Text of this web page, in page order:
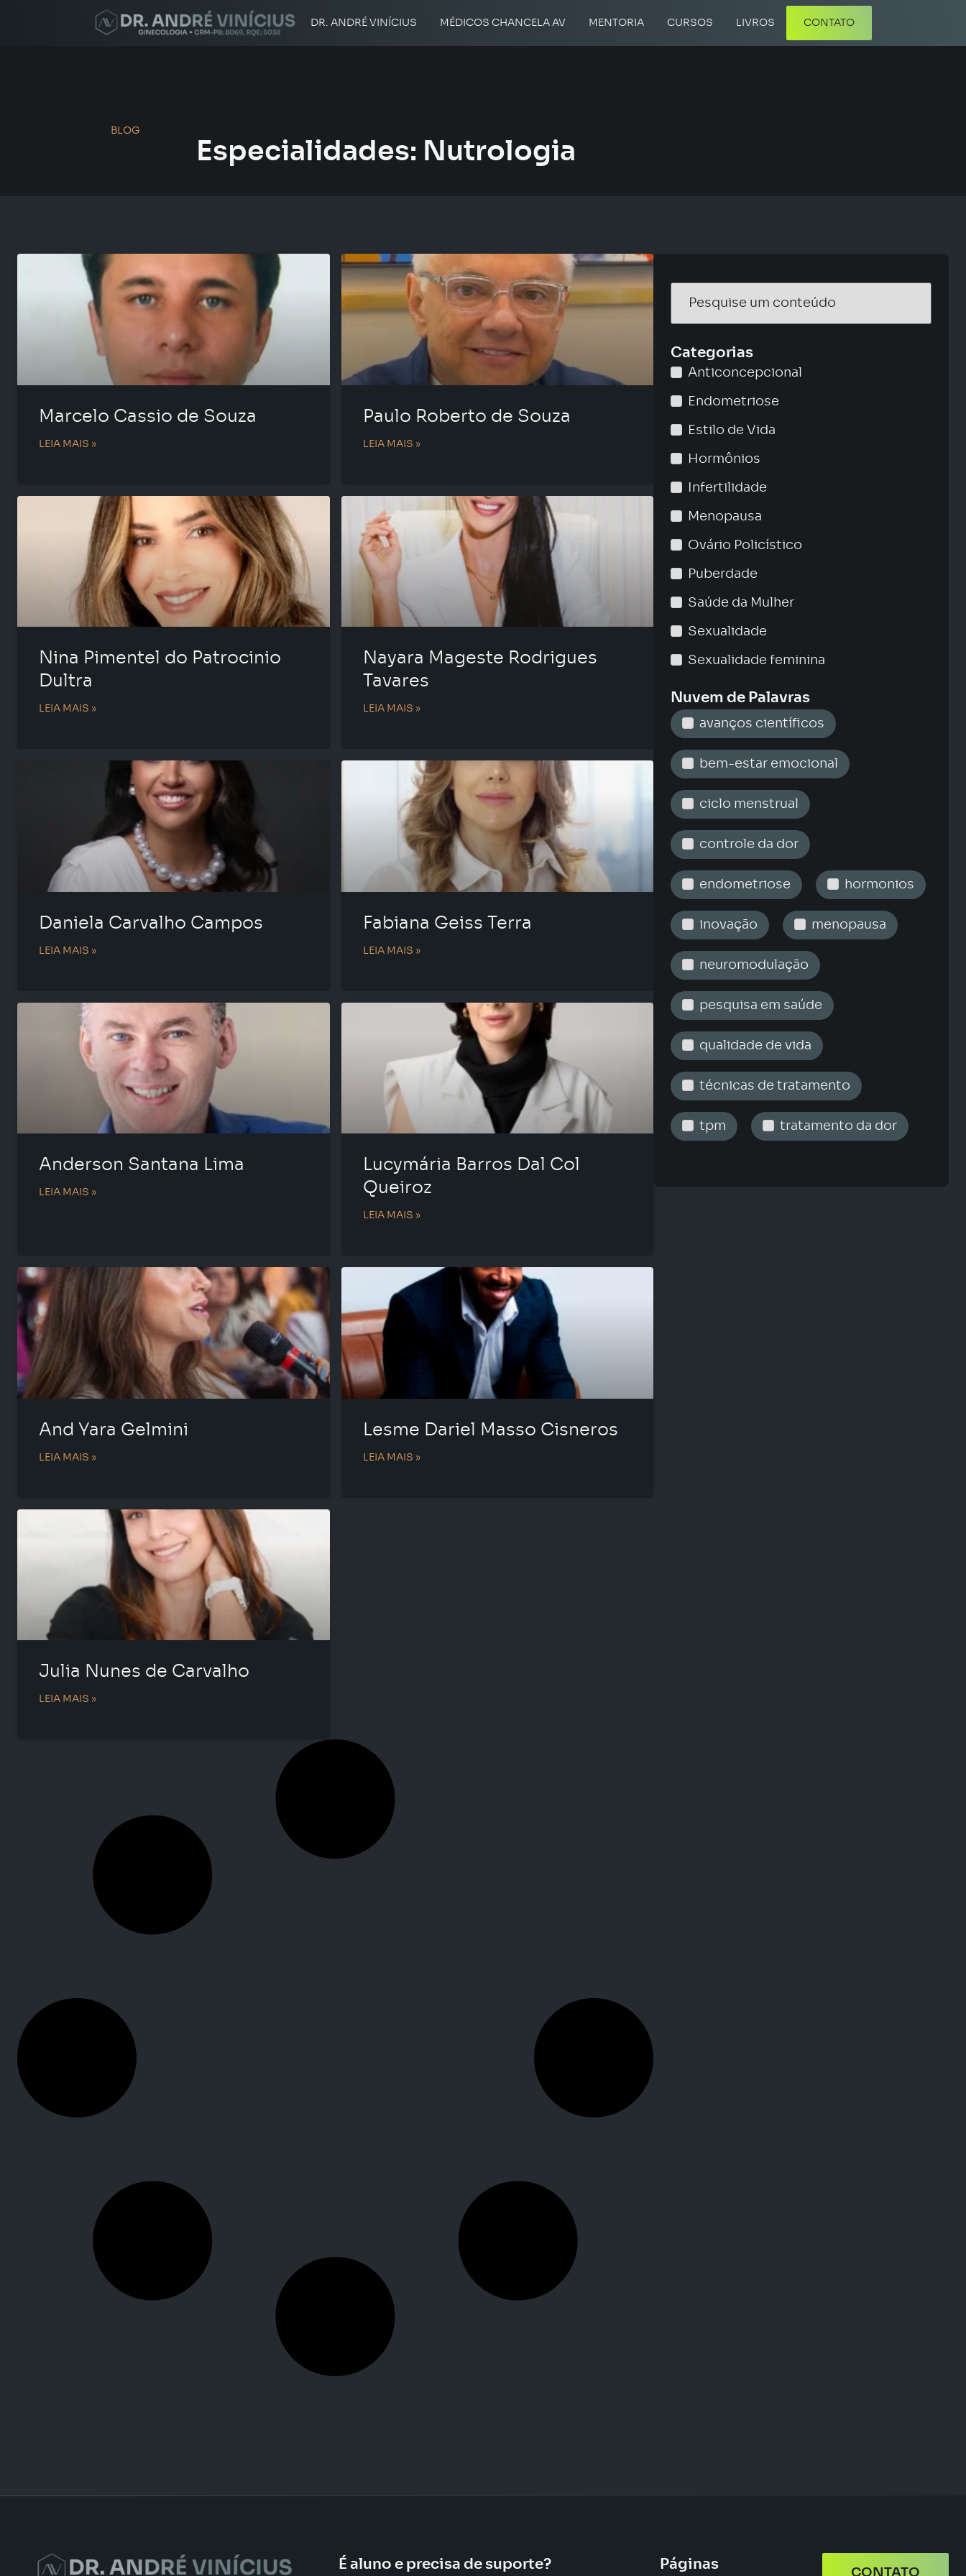
DR. ANDRÉ VINÍCIUS MÉDICOS CHANCELA AV MENTORIA CURSOS LIVROS CONTATO
BLOG
Especialidades: Nutrologia
Marcelo Cassio de Souza
LEIA MAIS »
Paulo Roberto de Souza
LEIA MAIS »
Nina Pimentel do Patrocinio
Dultra
LEIA MAIS »
Nayara Mageste Rodrigues
Tavares
LEIA MAIS »
Daniela Carvalho Campos
LEIA MAIS »
Fabiana Geiss Terra
LEIA MAIS »
Anderson Santana Lima
LEIA MAIS »
Lucymária Barros Dal Col
Queiroz
LEIA MAIS »
And Yara Gelmini
LEIA MAIS »
Lesme Dariel Masso Cisneros
LEIA MAIS »
Julia Nunes de Carvalho
LEIA MAIS »
Categorias
Anticoncepcional
Endometriose
Estilo de Vida
Hormônios
Infertilidade
Menopausa
Ovário Policístico
Puberdade
Saúde da Mulher
Sexualidade
Sexualidade feminina
Nuvem de Palavras
avanços científicos
bem-estar emocional
ciclo menstrual
controle da dor
endometriose hormonios
inovação menopausa
neuromodulação
pesquisa em saúde
qualidade de vida
técnicas de tratamento
tpm tratamento da dor
É aluno e precisa de suporte? Páginas
CONTATO